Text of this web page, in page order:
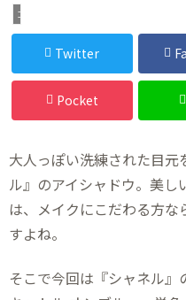
コスメ
Twitter
Pocket
大人っぽい洗練された目
ル』のアイシャドウ。美し
は、メイクにこだわる方
すよね。
そこで今回は『シャネル